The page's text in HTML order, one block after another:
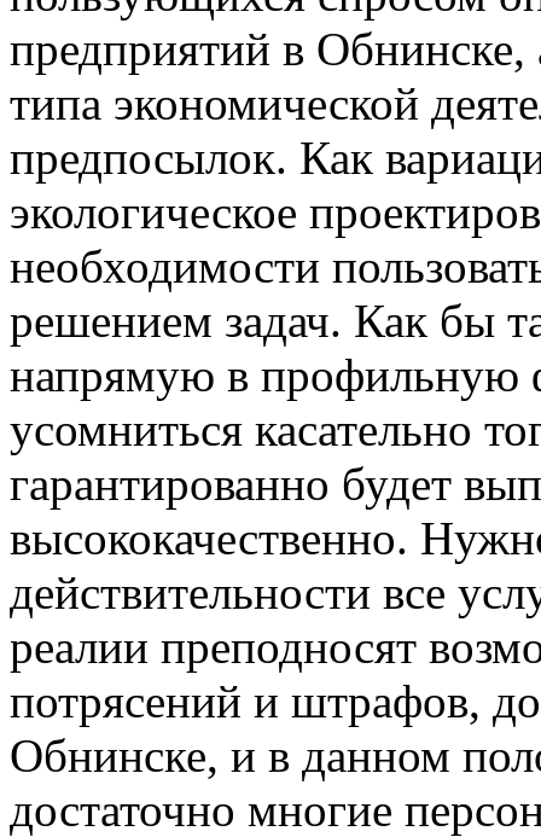
предприятий в
типа экономической
предпосылок. Как
экологическое
необходимости
решением задач. Как бы
напрямую в профильную
усомниться касательно
гарантированно будет
высококачественно.
действительности все
реалии преподносят
потрясений и штрафов,
Обнинске, и в данном
достаточно многие